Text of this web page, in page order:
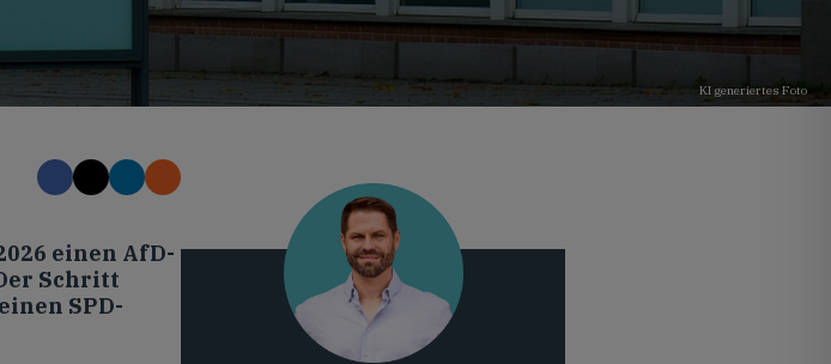
KI generiertes Foto
einen AfD-
Schritt
SPD-